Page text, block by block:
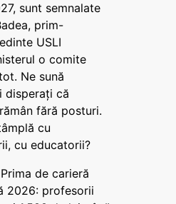
sunt semnalate
prim-
USLI
o comite
Ne sună
disperați că
fără posturi.
cu
cu educatorii?
de carieră
2026: profesorii